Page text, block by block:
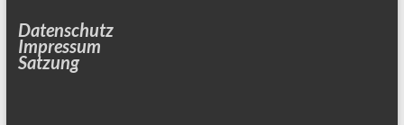
Datenschutz
Impressum
Satzung